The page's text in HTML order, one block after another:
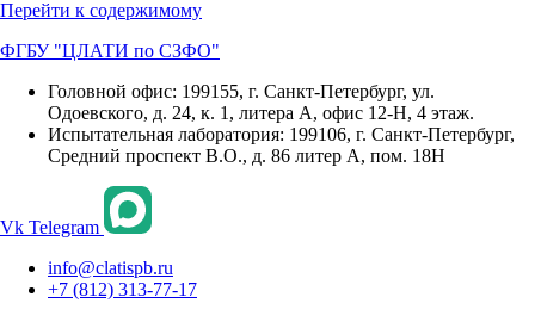
Перейти к содержимому
ФГБУ "ЦЛАТИ по СЗФО"
Головной офис: 199155, г. Санкт-Петербург, ул.
Одоевского, д. 24, к. 1, литера А, офис 12-Н, 4 этаж.
Испытательная лаборатория: 199106, г. Санкт-Петербург,
Средний проспект В.О., д. 86 литер А, пом. 18Н
Vk Telegram
info@clatispb.ru
+7 (812) 313-77-17